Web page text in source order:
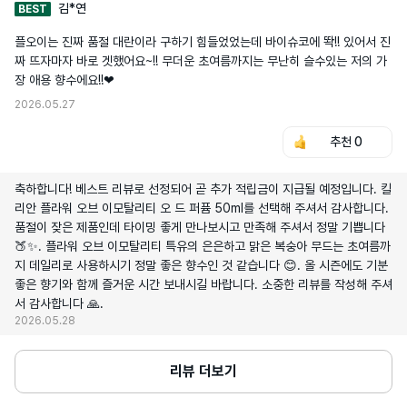
BEST 김*연
플오이는 진짜 품절 대란이라 구하기 힘들었었는데 바이슈코에 똭!! 있어서 진
짜 뜨자마자 바로 겟했어요~!! 무더운 초여름까지는 무난히 슬수있는 저의 가
장 애용 향수에요!!❤
2026.05.27
추천 0
축하합니다! 베스트 리뷰로 선정되어 곧 추가 적립금이 지급될 예정입니다. 킬
리안 플라워 오브 이모탈리티 오 드 퍼퓸 50ml를 선택해 주셔서 감사합니다.
품절이 잦은 제품인데 타이밍 좋게 만나보시고 만족해 주셔서 정말 기쁩니다
🍑✨. 플라워 오브 이모탈리티 특유의 은은하고 맑은 복숭아 무드는 초여름까
지 데일리로 사용하시기 정말 좋은 향수인 것 같습니다 😊. 올 시즌에도 기분
좋은 향기와 함께 즐거운 시간 보내시길 바랍니다. 소중한 리뷰를 작성해 주셔
서 감사합니다 🙏.
2026.05.28
리뷰 더보기